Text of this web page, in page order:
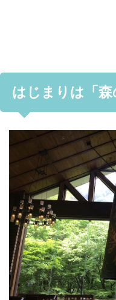
はじまりは「森